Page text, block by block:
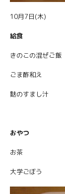
10月7日(木)
給食
きのこの混ぜご飯
ごま酢和え
麩のすまし汁
おやつ
お茶
大学ごぼう